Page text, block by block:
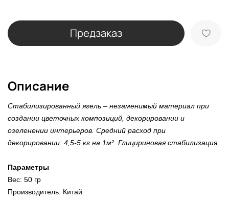
Предзаказ
Описание
Стабилизированный ягель – незаменимый материал при
создании цветочных композиций, декорировании и
озеленении интерьеров. Средний расход при
декорировании: 4,5-5 кг на 1м². Глицириновая стабилизация
Параметры
Вес: 50 гр
Производитель: Китай